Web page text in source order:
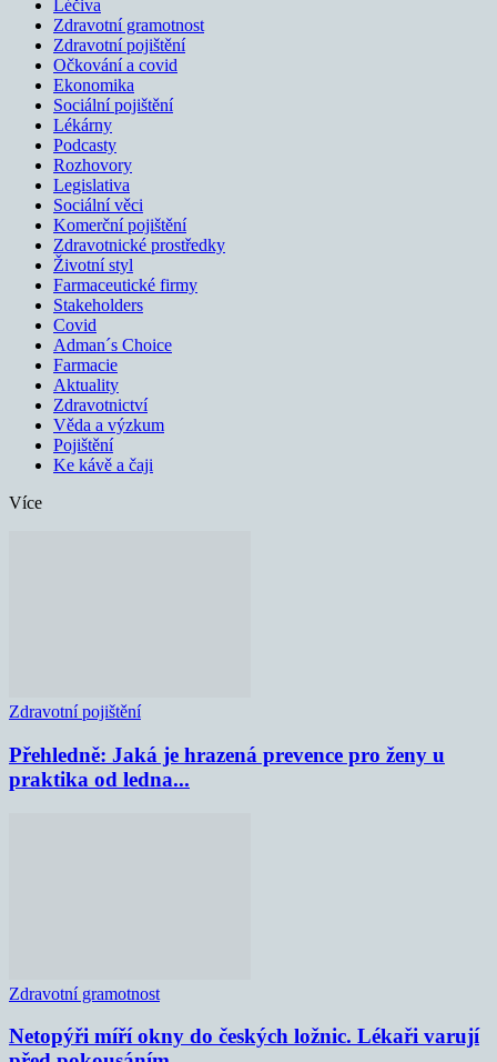
Léčiva
Zdravotní gramotnost
Zdravotní pojištění
Očkování a covid
Ekonomika
Sociální pojištění
Lékárny
Podcasty
Rozhovory
Legislativa
Sociální věci
Komerční pojištění
Zdravotnické prostředky
Životní styl
Farmaceutické firmy
Stakeholders
Covid
Adman´s Choice
Farmacie
Aktuality
Zdravotnictví
Věda a výzkum
Pojištění
Ke kávě a čaji
Více
Zdravotní pojištění
Přehledně: Jaká je hrazená prevence pro ženy u
praktika od ledna...
Zdravotní gramotnost
Netopýři míří okny do českých ložnic. Lékaři varují